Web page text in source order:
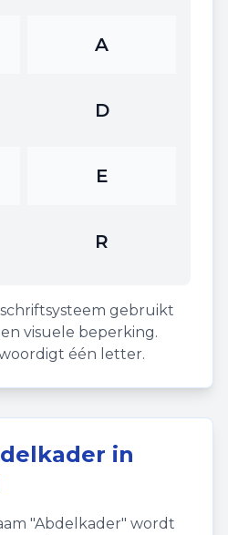
A
D
E
R
gebruikt
visuele beperking.
één letter.
in
"Abdelkader" wordt